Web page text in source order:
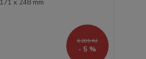
6 205 Kč
- 5 %